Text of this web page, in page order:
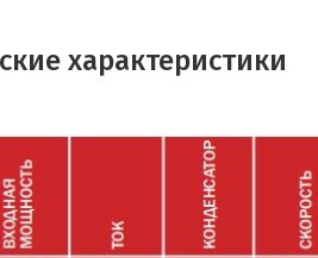
характеристики